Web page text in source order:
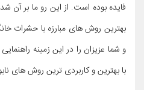
فایده بوده است. از این رو ما بر آن
بهترین روش های مبارزه با حشرات
و شما عزیزان را در این زمینه
با بهترین و کاربردی ترین روش های